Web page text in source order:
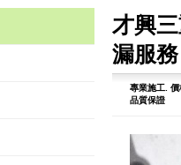
才興
漏服務
專業施工. 價
品質保證